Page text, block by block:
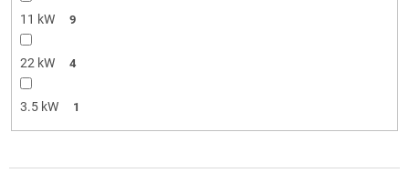
11 kW 9
22 kW 4
3.5 kW 1